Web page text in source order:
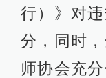
行）》对
分，同时
师协会充